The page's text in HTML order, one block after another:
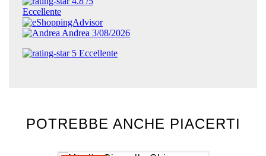
POTREBBE ANCHE PIACERTI